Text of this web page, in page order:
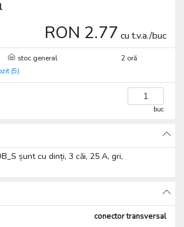
RON 2.77 cu t.v.a./buc
stoc general
2 oră
(5)
buc
șunt cu dinți, 3 căi, 25 A, gri,
conector transversal